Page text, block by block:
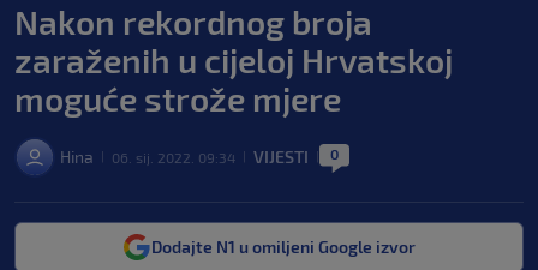
Nakon rekordnog broja
zaraženih u cijeloj Hrvatskoj
moguće strože mjere
Hina 06. sij. 2022. 09:34 VIJESTI 0
Dodajte N1 u omiljeni Google izvor